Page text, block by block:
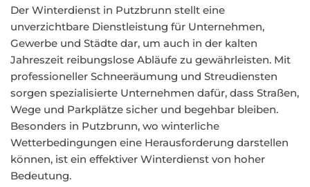
Der Winterdienst in Putzbrunn stellt eine
unverzichtbare Dienstleistung für Unternehmen,
Gewerbe und Städte dar, um auch in der kalten
Jahreszeit reibungslose Abläufe zu gewährleisten. Mit
professioneller Schneeräumung und Streudiensten
sorgen spezialisierte Unternehmen dafür, dass Straßen,
Wege und Parkplätze sicher und begehbar bleiben.
Besonders in Putzbrunn, wo winterliche
Wetterbedingungen eine Herausforderung darstellen
können, ist ein effektiver Winterdienst von hoher
Bedeutung.